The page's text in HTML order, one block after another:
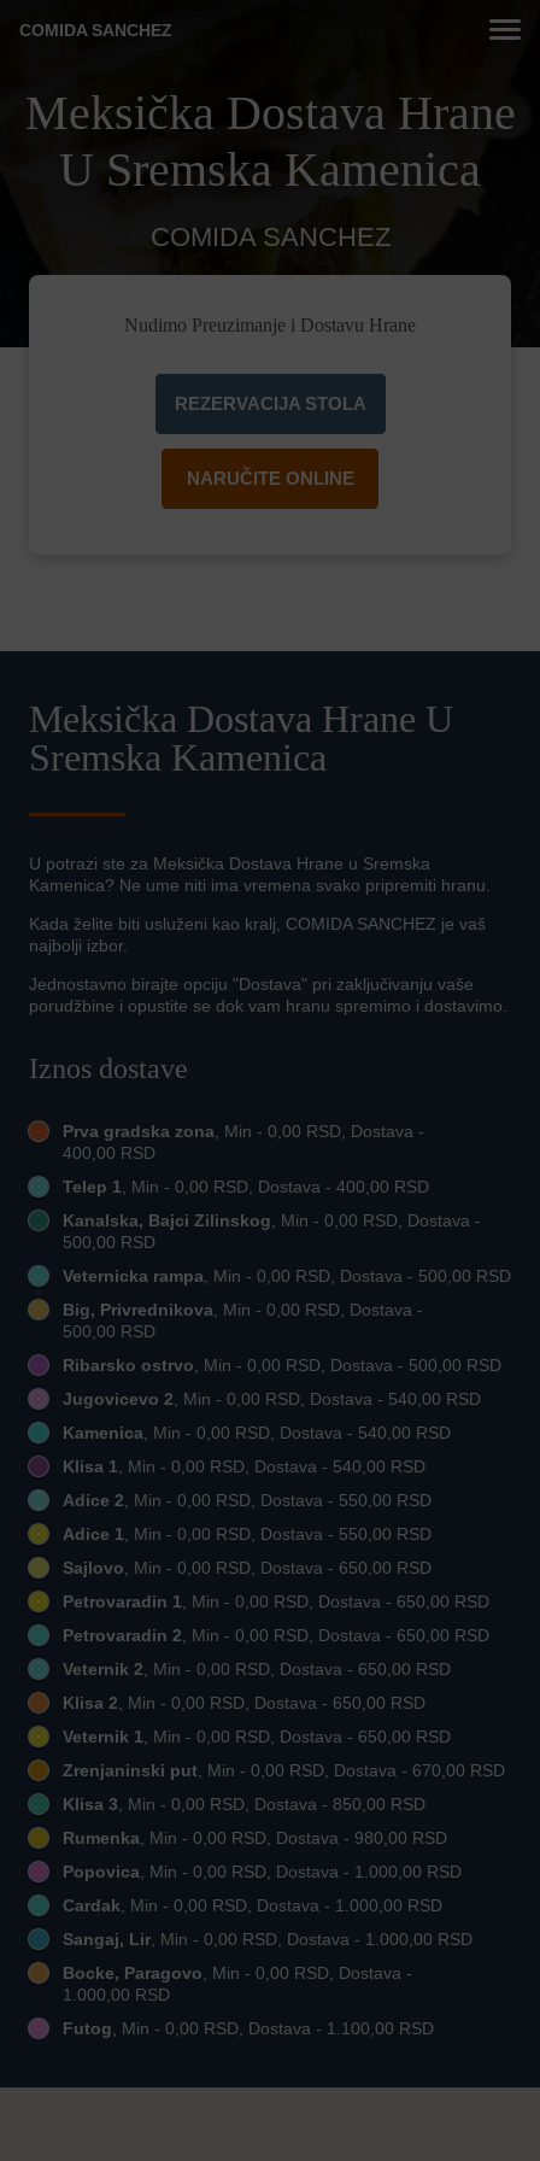
COMIDA SANCHEZ
Meksička Dostava Hrane
U Sremska Kamenica
COMIDA SANCHEZ
Nudimo Preuzimanje i Dostavu Hrane
REZERVACIJA STOLA
NARUČITE ONLINE
Meksička Dostava Hrane U
Sremska Kamenica
U potrazi ste za Meksička Dostava Hrane u Sremska
Kamenica? Ne ume niti ima vremena svako pripremiti hranu.
Kada želite biti usluženi kao kralj, COMIDA SANCHEZ je vaš
najbolji izbor.
Jednostavno birajte opciju "Dostava" pri zaključivanju vaše
porudžbine i opustite se dok vam hranu spremimo i dostavimo.
Iznos dostave
Prva gradska zona, Min - 0,00 RSD, Dostava -
400,00 RSD
Telep 1, Min - 0,00 RSD, Dostava - 400,00 RSD
Kanalska, Bajci Zilinskog, Min - 0,00 RSD, Dostava -
500,00 RSD
Veternicka rampa, Min - 0,00 RSD, Dostava - 500,00 RSD
Big, Privrednikova, Min - 0,00 RSD, Dostava -
500,00 RSD
Ribarsko ostrvo, Min - 0,00 RSD, Dostava - 500,00 RSD
Jugovicevo 2, Min - 0,00 RSD, Dostava - 540,00 RSD
Kamenica, Min - 0,00 RSD, Dostava - 540,00 RSD
Klisa 1, Min - 0,00 RSD, Dostava - 540,00 RSD
Adice 2, Min - 0,00 RSD, Dostava - 550,00 RSD
Adice 1, Min - 0,00 RSD, Dostava - 550,00 RSD
Sajlovo, Min - 0,00 RSD, Dostava - 650,00 RSD
Petrovaradin 1, Min - 0,00 RSD, Dostava - 650,00 RSD
Petrovaradin 2, Min - 0,00 RSD, Dostava - 650,00 RSD
Veternik 2, Min - 0,00 RSD, Dostava - 650,00 RSD
Klisa 2, Min - 0,00 RSD, Dostava - 650,00 RSD
Veternik 1, Min - 0,00 RSD, Dostava - 650,00 RSD
Zrenjaninski put, Min - 0,00 RSD, Dostava - 670,00 RSD
Klisa 3, Min - 0,00 RSD, Dostava - 850,00 RSD
Rumenka, Min - 0,00 RSD, Dostava - 980,00 RSD
Popovica, Min - 0,00 RSD, Dostava - 1.000,00 RSD
Cardak, Min - 0,00 RSD, Dostava - 1.000,00 RSD
Sangaj, Lir, Min - 0,00 RSD, Dostava - 1.000,00 RSD
Bocke, Paragovo, Min - 0,00 RSD, Dostava -
1.000,00 RSD
Futog, Min - 0,00 RSD, Dostava - 1.100,00 RSD